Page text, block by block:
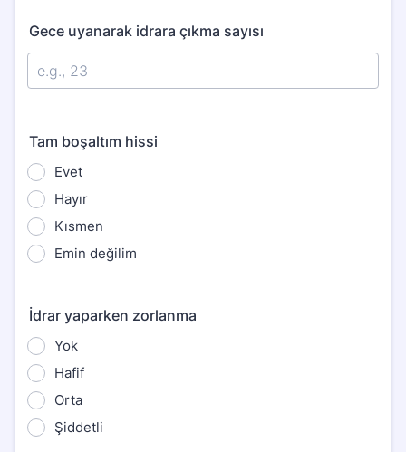
Gece uyanarak idrara çıkma sayısı
Tam boşaltım hissi
Evet
Hayır
Kısmen
Emin değilim
İdrar yaparken zorlanma
Yok
Hafif
Orta
Şiddetli